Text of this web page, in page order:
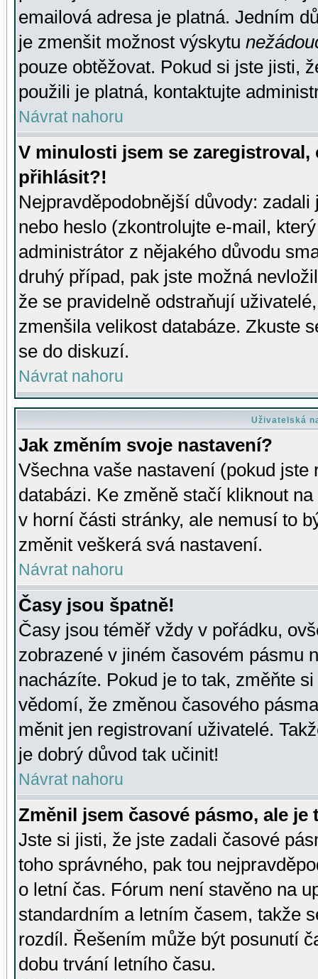
emailová adresa je platná. Jedním
je zmenšit možnost výskytu
pouze obtěžovat. Pokud si jste jisti,
použili je platná, kontaktujte
Návrat nahoru
V minulosti jsem se
přihlásit?!
Nejpravděpodobnější důvody:
nebo heslo (zkontrolujte e-mail,
administrátor z nějakého důvodu
druhý případ, pak jste možná
že se pravidelně odstraňují
zmenšila velikost databáze. Zkuste
se do diskuzí.
Návrat nahoru
Uživatelská
Jak změním svoje nastavení?
Všechna vaše nastavení (pokud
databázi. Ke změně stačí kliknout
v horní části stránky, ale nemusí to
změnit veškerá svá nastavení.
Návrat nahoru
Časy jsou špatně!
Časy jsou téměř vždy v pořádku,
zobrazené v jiném časovém pásmu
nacházíte. Pokud je to tak, změňte
vědomí, že změnou časového
měnit jen registrovaní uživatelé.
je dobrý důvod tak učinit!
Návrat nahoru
Změnil jsem časové pásmo, ale je
Jste si jisti, že jste zadali časové
toho správného, pak tou
o letní čas. Fórum není stavěno na
standardním a letním časem, takže
rozdíl. Řešením může být posunutí
dobu trvání letního času.